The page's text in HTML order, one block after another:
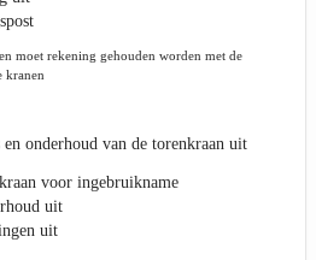
moet rekening gehouden worden met de
kranen
onderhoud van de torenkraan uit
voor ingebruikname
uit
uit